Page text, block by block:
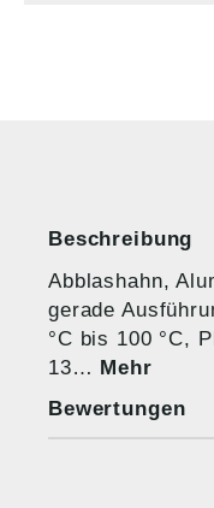
Beschreibung
Abblashahn,
gerade
°C bis 100 °C,
13… Mehr
Bewertungen